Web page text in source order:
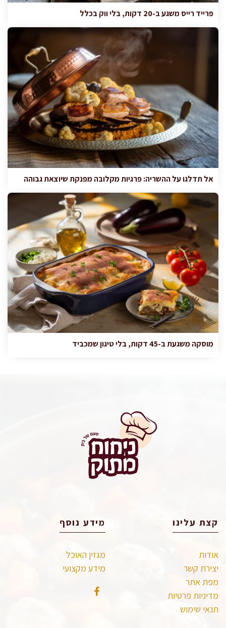
פרייד רייס משגע ב-20 דקות, בלי ווק בכלל
אל תדלגו על ההשריה: פרגיות מקלובה מפנקת שיוצאת גבוהה
מוסקה משגעת ב-45 דקות, בלי טיגון שמכביד
קצת עלינו
אודות
יצירת קשר
מפת אתר
מדיניות פרטיות
תנאי שימוש
מידע נוסף
מגזין האוכל
מידע מקצועי